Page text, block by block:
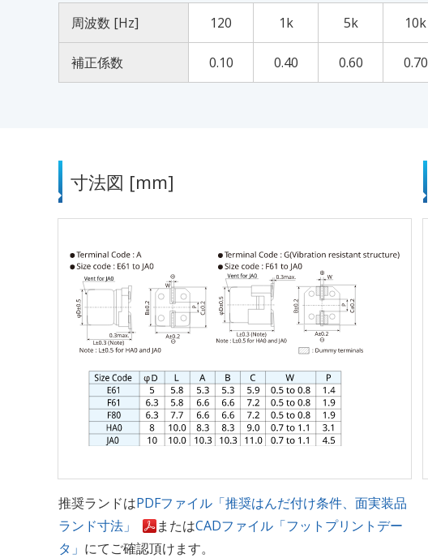
周波数 [Hz] 120 1k 5k 10k
補正係数 0.10 0.40 0.60 0.70
寸法図 [mm]
推奨ランドはPDFファイル「推奨はんだ付け条件、面実装品
ランド寸法」
またはCADファイル「フットプリントデー
タ」 にてご確認頂けます。